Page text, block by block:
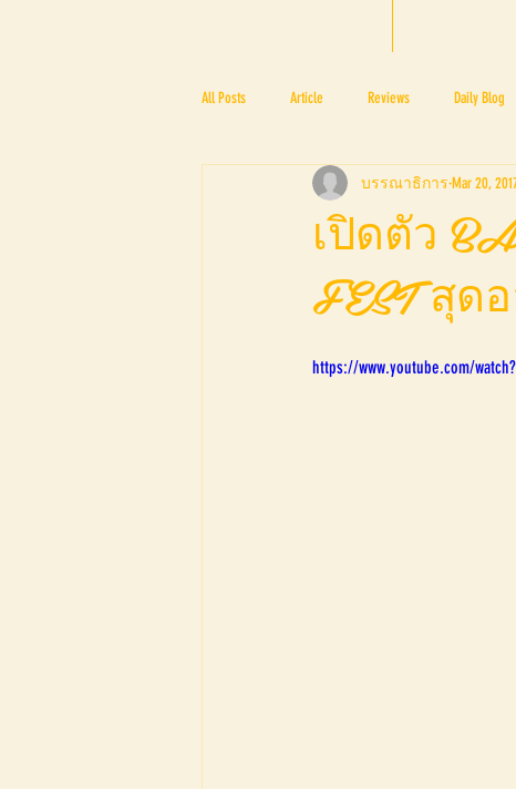
All Posts Article Reviews Daily Blog
BAPA BTF2017
BTF2019
เปิดตัว
FEST สุด
บรรณาธิการ Mar 20,
https://www.youtube.com/